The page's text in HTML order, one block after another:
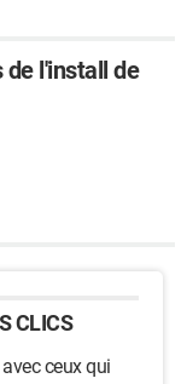
de l'install de
CLICS
ceux qui